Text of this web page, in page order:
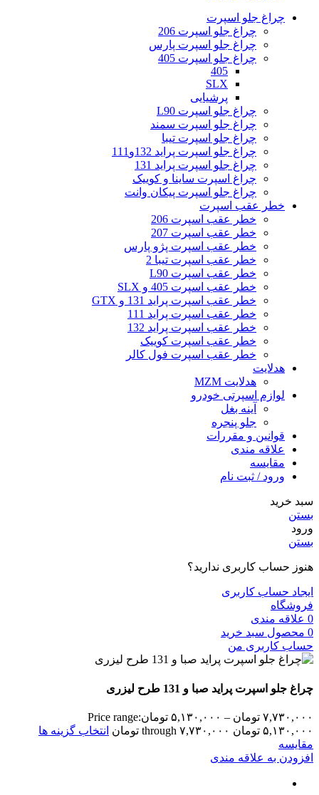
چراغ جلو اسپرت
چراغ جلو اسپرت 206
چراغ جلو اسپرت پارس
چراغ جلو اسپرت 405
405
SLX
پرشیایی
چراغ جلو اسپرت L90
چراغ جلو اسپرت سمند
چراغ جلو اسپرت تیبا
چراغ جلو اسپرت پراید 132و111
چراغ جلو اسپرت پراید 131
چراغ اسپرت ساینا و کوییک
چراغ جلو اسپرت پیکان وانت
خطر عقب اسپرت
خطر عقب اسپرت 206
خطر عقب اسپرت 207
خطر عقب اسپرت پژو پارس
خطر عقب اسپرت تیبا 2
خطر عقب اسپرت L90
خطر عقب اسپرت 405 و SLX
خطر عقب اسپرت پراید 131 و GTX
خطر عقب اسپرت پراید 111
خطر عقب اسپرت پراید 132
خطر عقب اسپرت کوییک
خطر عقب اسپرت فول کالر
هدلایت
هدلایت MZM
لوازم اسپرتی خودرو
آینه بغل
جلو پنجره
قوانین و مقررات
علاقه مندی
مقایسه
ورود / ثبت نام
سبد خرید
بستن
ورود
بستن
هنوز حساب کاربری ندارید؟
ایجاد حساب کاربری
فروشگاه
0 علاقه مندی
0 محصول سبد خرید
حساب کاربری من
چراغ جلو اسپرت پراید صبا و 131 طرح لیزری
۷,۷۳۰,۰۰۰ تومان – ۵,۱۳۰,۰۰۰ تومانPrice range:
۵,۱۳۰,۰۰۰ تومان through ۷,۷۳۰,۰۰۰ تومان
انتخاب گزینه ها
مقایسه
افزودن به علاقه مندی